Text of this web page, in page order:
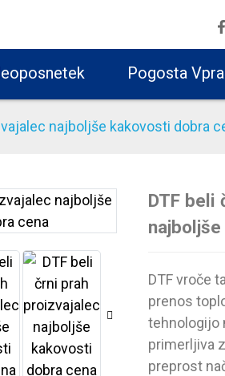
Pogosta
najboljše kakovosti dobra
DTF beli
DTF vroče
prenos
tehnologijo
primerljiva
preprost